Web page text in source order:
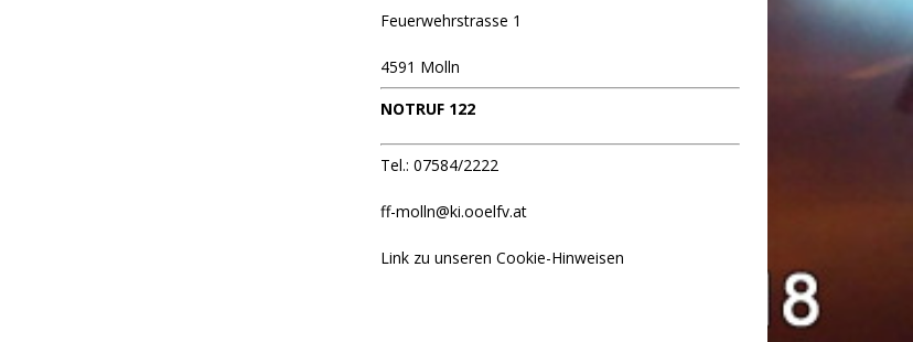
Feuerwehrstrasse 1
4591 Molln
NOTRUF 122
Tel.: 07584/2222
ff-molln@ki.ooelfv.at
Link zu unseren Cookie-Hinweisen